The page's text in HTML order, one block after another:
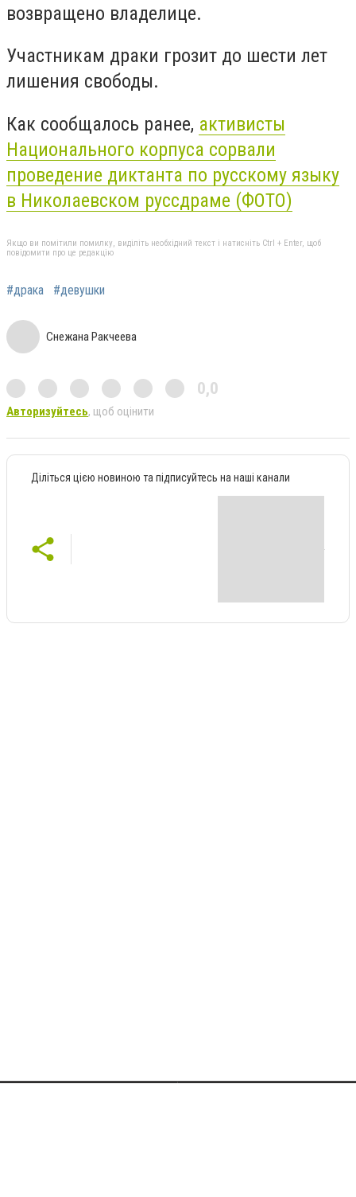
возвращено владелице.
Участникам драки грозит до шести лет
лишения свободы.
Как сообщалось ранее, активисты
Национального корпуса сорвали
проведение диктанта по русскому языку
в Николаевском руссдраме (ФОТО)
Якщо ви помітили помилку, виділіть необхідний текст і натисніть Ctrl + Enter, щоб
повідомити про це редакцію
#драка #девушки
Снежана Ракчеева
0,0
Авторизуйтесь, щоб оцінити
Діліться цією новиною та підписуйтесь на наші канали